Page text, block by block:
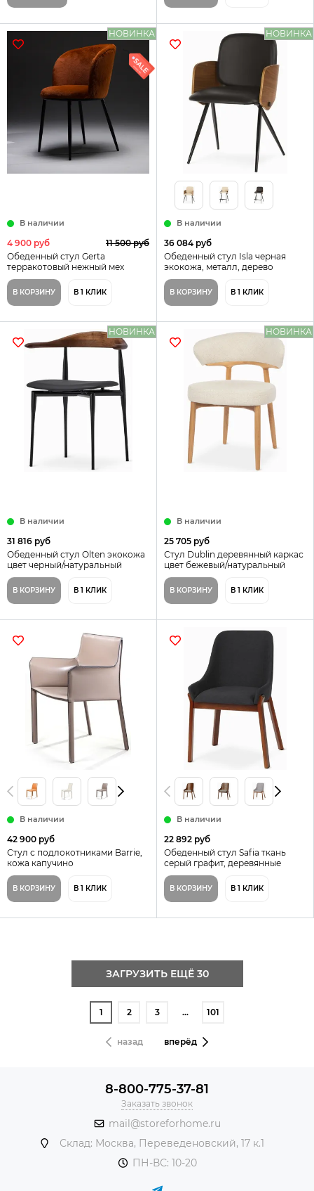
НОВИНКА
В наличии
4 900 руб
11 500 руб
Обеденный стул Gerta
терракотовый нежный мех
В КОРЗИНУ В 1 КЛИК
НОВИНКА
В наличии
36 084 руб
Обеденный стул Isla черная
экокожа, металл, дерево
В КОРЗИНУ В 1 КЛИК
НОВИНКА
В наличии
31 816 руб
Обеденный стул Olten экокожа
цвет черный/натуральный
В КОРЗИНУ В 1 КЛИК
НОВИНКА
В наличии
25 705 руб
Стул Dublin деревянный каркас
цвет бежевый/натуральный
В КОРЗИНУ В 1 КЛИК
В наличии
42 900 руб
Стул с подлокотниками Barrie,
кожа капучино
В КОРЗИНУ В 1 КЛИК
В наличии
22 892 руб
Обеденный стул Safia ткань
серый графит, деревянные
ножки цвет орех
В КОРЗИНУ В 1 КЛИК
ЗАГРУЗИТЬ ЕЩЁ 30
назад
1 2 3 … 101
вперёд
8-800-775-37-81
Заказать звонок
mail@storeforhome.ru
Склад: Москва, Переведеновский, 17 к.1
ПН-ВС: 10-20